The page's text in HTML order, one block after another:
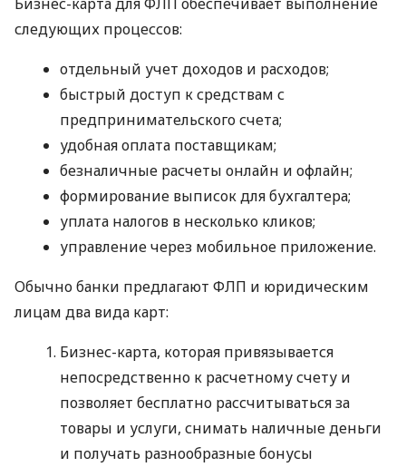
следующих процессов:
отдельный учет доходов и расходов;
быстрый доступ к средствам с
предпринимательского счета;
удобная оплата поставщикам;
безналичные расчеты онлайн и офлайн;
формирование выписок для бухгалтера;
уплата налогов в несколько кликов;
управление через мобильное приложение.
Обычно банки предлагают ФЛП и юридическим
лицам два вида карт:
Бизнес-карта, которая привязывается
непосредственно к расчетному счету и
позволяет бесплатно рассчитываться за
товары и услуги, снимать наличные деньги
и получать разнообразные бонусы